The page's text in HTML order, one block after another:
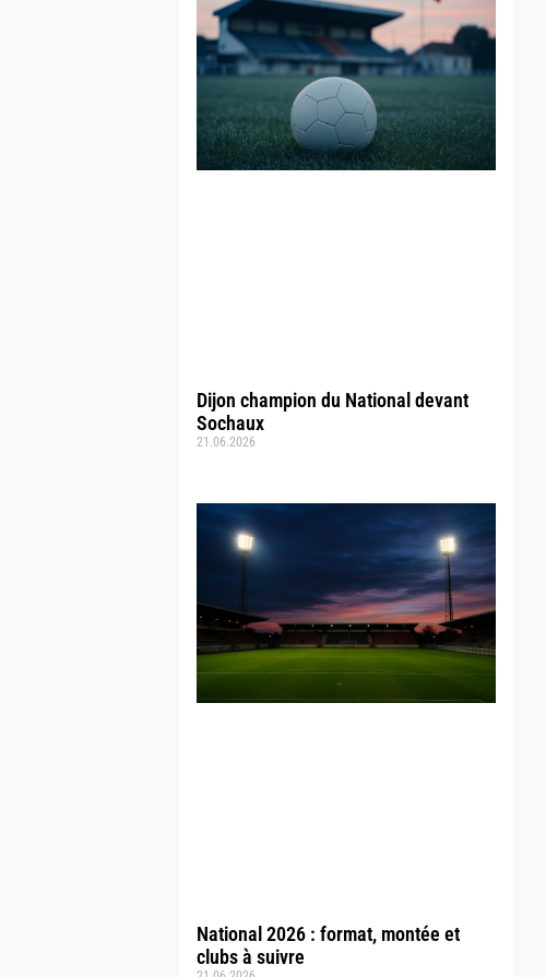
Dijon champion du National devant
Sochaux
21.06.2026
National 2026 : format, montée et
clubs à suivre